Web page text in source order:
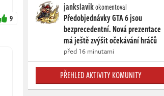
9
jankslavikokomentoval
Předobjednávky GTA 6 jsou
bezprecedentní. Nová prezentace
má ještě zvýšit očekávání hráčů
před 16 minutami
PŘEHLED AKTIVITY KOMUNITY